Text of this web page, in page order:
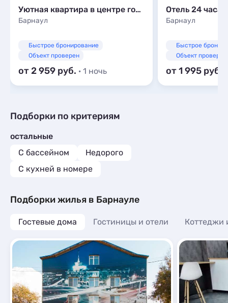
Уютная квартира в центре города
Барнаул
Быстрое бронирование
Объект проверен
от 2 959 · 1 ночь
Отель 24 часа
Барнаул
Быстрое
Объект проверен
от 1 995
Подборки по критериям
остальные
С бассейном
Недорого
C кухней в номере
Подборки жилья в Барнауле
Гостевые дома Гостиницы и отели Коттеджи